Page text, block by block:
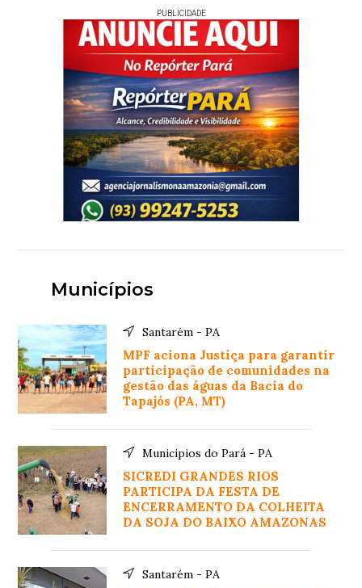
PUBLICIDADE
Municípios
Santarém - PA
MPF aciona Justiça para garantir
participação de comunidades na
gestão das águas da Bacia do
Tapajós (PA, MT)
Municipios do Pará - PA
SICREDI GRANDES RIOS
PARTICIPA DA FESTA DE
ENCERRAMENTO DA COLHEITA
DA SOJA DO BAIXO AMAZONAS
Santarém - PA